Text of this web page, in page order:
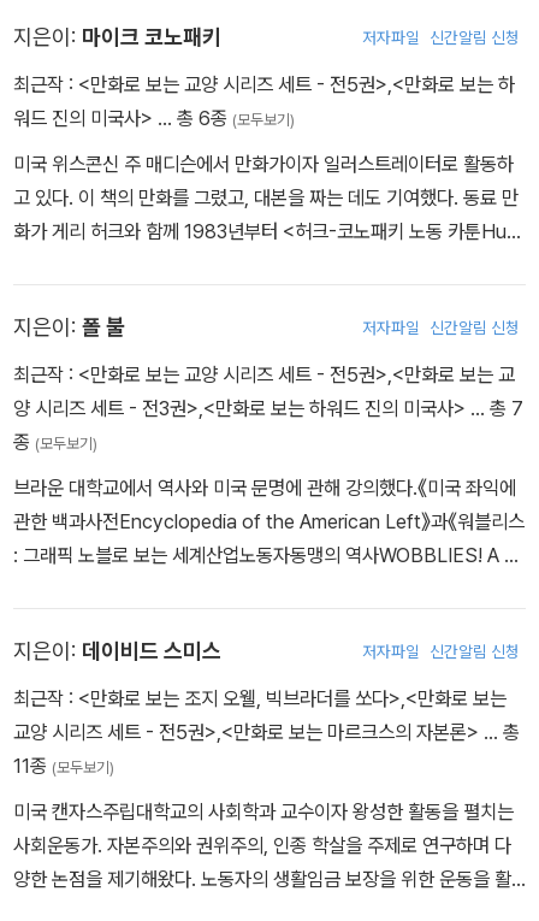
간 당시 4,000부가 발행되었으나 2009년 말까지 200만 부가 팔려
폭로한 《오만한 제국(Declarations of Independence)》, 자전적
저서인 《달리는 기차 위에 중립은 없다(You Can’t Be Neutral on
a Moving Train)》 등과 《마르크스 뉴욕에 가다(Marx in Soho)》,
《엠마(Emma)》 등의 희곡 3편을 남겼다. 그는 토머스 머튼 상, 유진
V. 데브스 상, 업턴 싱클레어 상, 래넌 문학상 등을 수상했다.
년 대중문화 잡지 『위저드(Wizard)』에서 ‘브레이크아웃 탤런트’ 상
작가 부문에 선정되었고, 만화 전문 웹사이트 ‘Comics should be g
ood’에서 ‘만화를 사랑해야 할 365가지 이유’ 중 하나로 그를 선정
Comics’를 설립하여 논픽션 만화책들을 출간하였는데, 그중 『만화
로 보는 지상 최대의 철학 쑈』가 가장 많은 인기를 끌었다. 이 작품은
2007년 미국도서관협회 ‘십 대를 위한 최고의 그래픽노블’로 선정되
었고, 미국 만화계의 권위 있는 재단에서 주는 제릭 상을 받기도 했으
며 이그나츠 상의 후보로 오르는 등 평단의 인정과 대중의 사랑을 동
A)의 이사로 재직 중이며, 마블코믹스를 비롯해 꾸준히 여러 만화들
의 작업을 계속하고 있다.
지은이: 마이크 코노패키 저자파일 신간알림 신청
최근작 : <만화로 보는 교양 시리즈 세트 - 전5권>,<만화로 보는 하
워드 진의 미국사> … 총 6종 (모두보기)
미국 위스콘신 주 매디슨에서 만화가이자 일러스트레이터로 활동하
고 있다. 이 책의 만화를 그렸고, 대본을 짜는 데도 기여했다. 동료 만
화가 게리 허크와 함께 1983년부터 <허크-코노패키 노동 카툰Huc
있다.
지은이: 폴 불 저자파일 신간알림 신청
최근작 : <만화로 보는 교양 시리즈 세트 - 전5권>,<만화로 보는 교
양 시리즈 세트 - 전3권>,<만화로 보는 하워드 진의 미국사> … 총 7
종 (모두보기)
브라운 대학교에서 역사와 미국 문명에 관해 강의했다.《미국 좌익에
관한 백과사전Encyclopedia of the American Left》과《워블리스
: 그래픽 노블로 보는 세계산업노동자동맹의 역사WOBBLIES! A Gr
지은이: 데이비드 스미스 저자파일 신간알림 신청
최근작 : <만화로 보는 조지 오웰, 빅브라더를 쏘다>,<만화로 보는
교양 시리즈 세트 - 전5권>,<만화로 보는 마르크스의 자본론> … 총
11종 (모두보기)
미국 캔자스주립대학교의 사회학과 교수이자 왕성한 활동을 펼치는
사회운동가. 자본주의와 권위주의, 인종 학살을 주제로 연구하며 다
양한 논점을 제기해왔다. 노동자의 생활임금 보장을 위한 운동을 활